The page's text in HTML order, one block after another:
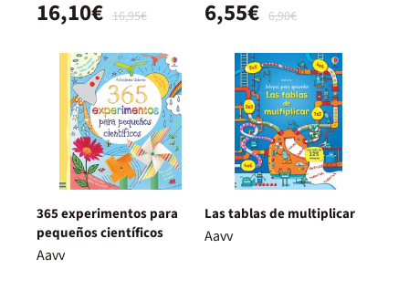
16,95€
16,10€ 6,90€
6,55€
365 experimentos para
pequeños científicos
Aavv
Las tablas de multiplicar
Aavv